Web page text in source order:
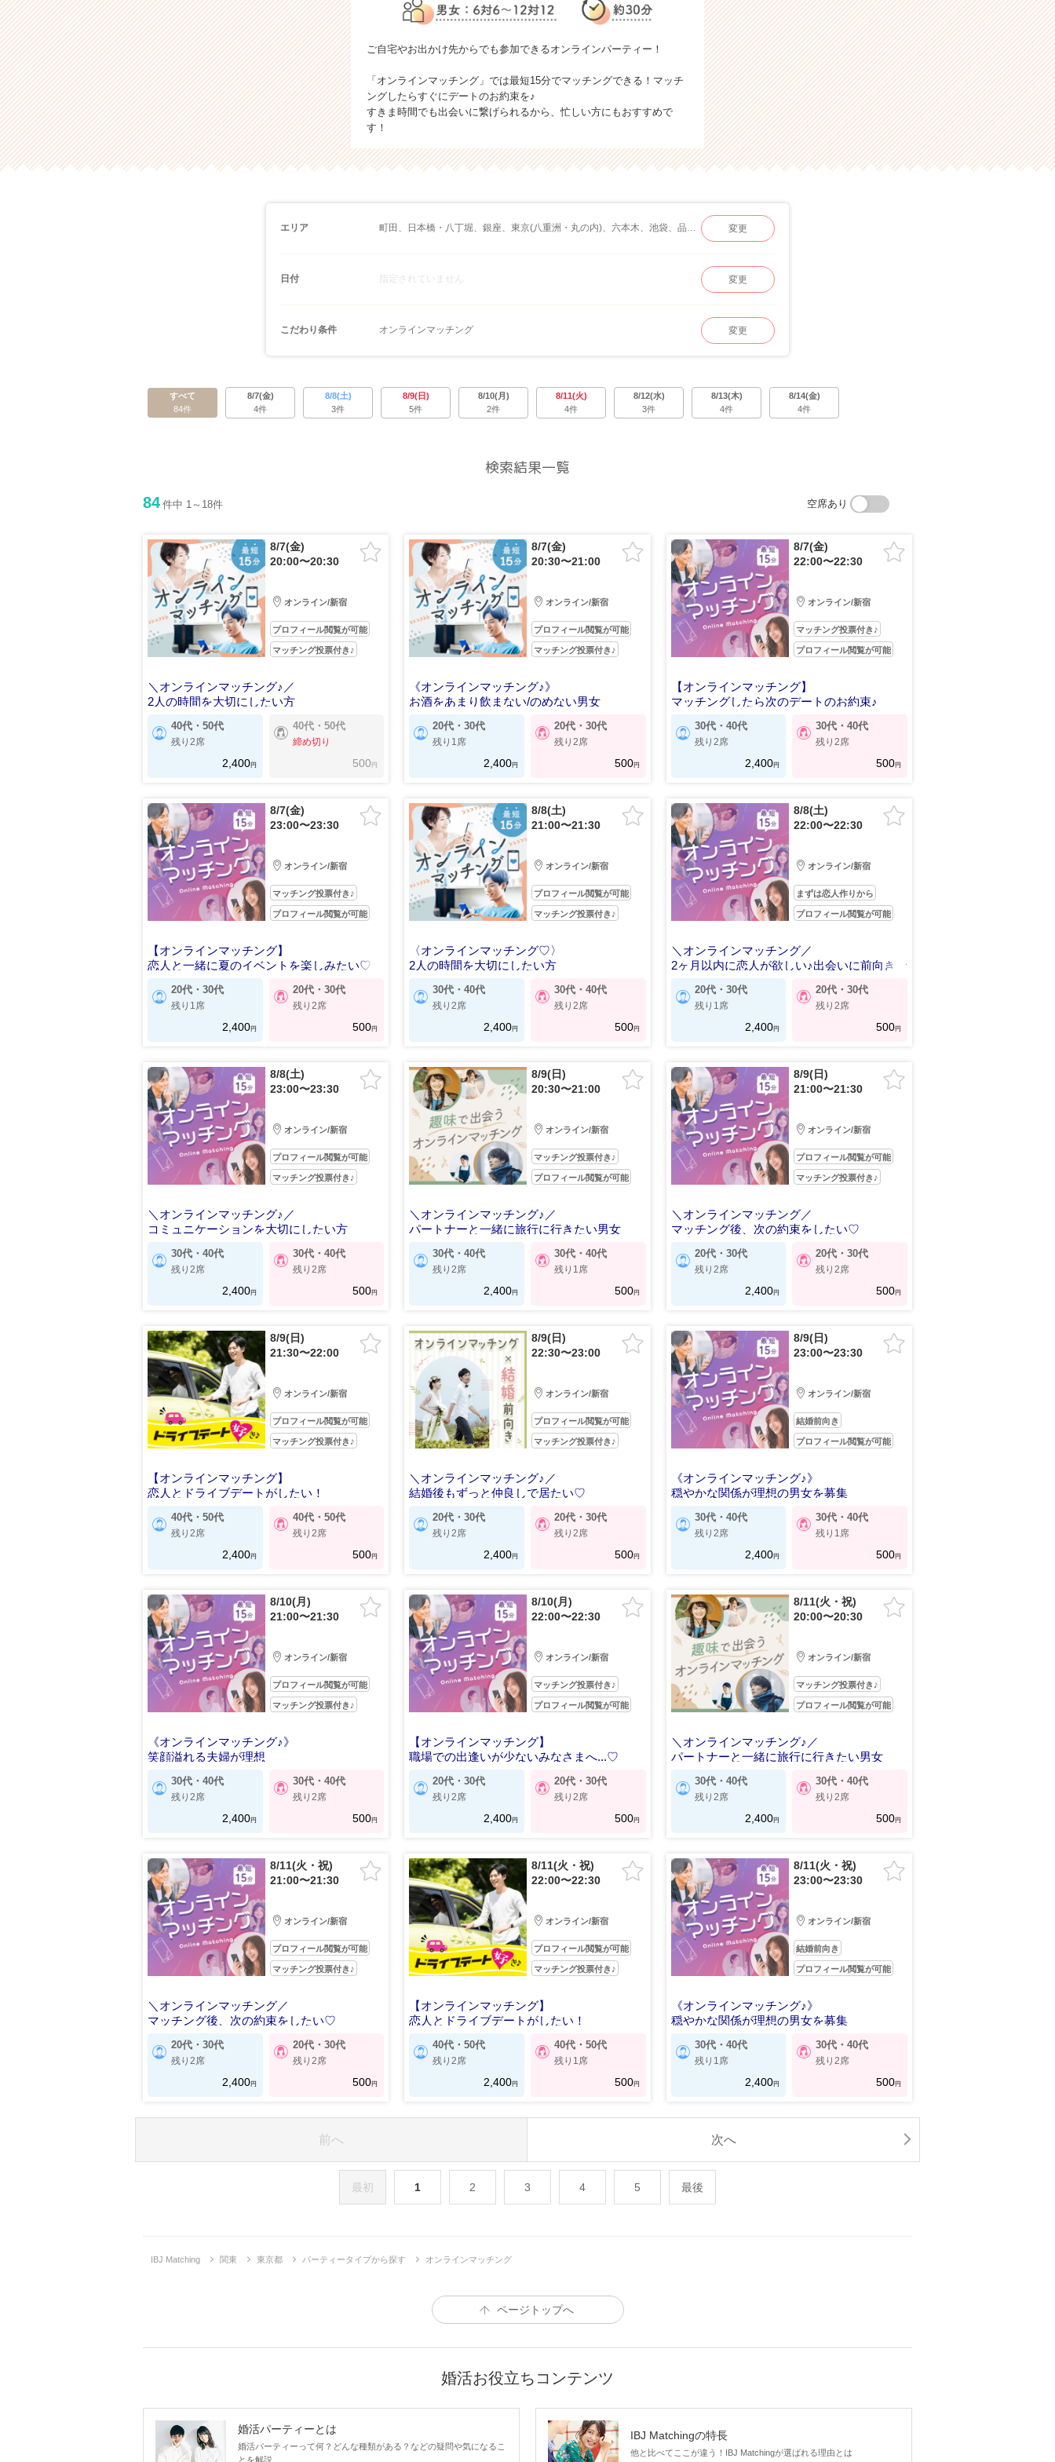
ご自宅やお出かけ先からでも参加できるオンラインパーティー！
「オンラインマッチング」では最短15分でマッチングできる！マッチ
ングしたらすぐにデートのお約束を♪
すきま時間でも出会いに繋げられるから、忙しい方にもおすすめで
す！
エリア 変更
日付 指定されていません 変更
こだわり条件 オンラインマッチング 変更
すべて
84件
8/7(金)
4件
8/8(土)
3件
8/9(日)
5件
8/10(月)
2件
8/11(火)
4件
8/12(水)
3件
8/13(木)
4件
8/14(金)
4件
検索結果一覧
84 件中 1～18件 空席あり
8/7(金)
20:00〜20:30
オンライン/新宿
プロフィール閲覧が可能
マッチング投票付き♪
＼オンラインマッチング♪／
2人の時間を大切にしたい方
40代・50代
残り2席
2,400円
40代・50代
締め切り
500 円
8/7(金)
20:30〜21:00
オンライン/新宿
プロフィール閲覧が可能
マッチング投票付き♪
《オンラインマッチング♪》
お酒をあまり飲まない/のめない男女
20代・30代
残り1席
2,400円
20代・30代
残り2席
500円
8/7(金)
22:00〜22:30
オンライン/新宿
マッチング投票付き♪
プロフィール閲覧が可能
【オンラインマッチング】
マッチングしたら次のデートのお約束♪
30代・40代
残り2席
2,400円
30代・40代
残り2席
500円
8/7(金)
23:00〜23:30
オンライン/新宿
マッチング投票付き♪
プロフィール閲覧が可能
【オンラインマッチング】
恋人と一緒に夏のイベントを楽しみたい♡
20代・30代
残り1席
2,400円
20代・30代
残り2席
500円
8/8(土)
21:00〜21:30
オンライン/新宿
プロフィール閲覧が可能
マッチング投票付き♪
〈オンラインマッチング♡〉
2人の時間を大切にしたい方
30代・40代
残り2席
2,400円
30代・40代
残り2席
500円
8/8(土)
22:00〜22:30
オンライン/新宿
まずは恋人作りから
プロフィール閲覧が可能
＼オンラインマッチング／
2ヶ月以内に恋人が欲しい♪出会いに前向きな
20代・30代
残り1席
2,400円
20代・30代
残り2席
500円
8/8(土)
23:00〜23:30
オンライン/新宿
プロフィール閲覧が可能
マッチング投票付き♪
＼オンラインマッチング♪／
コミュニケーションを大切にしたい方
30代・40代
残り2席
2,400円
30代・40代
残り2席
500円
8/9(日)
20:30〜21:00
オンライン/新宿
マッチング投票付き♪
プロフィール閲覧が可能
＼オンラインマッチング♪／
パートナーと一緒に旅行に行きたい男女
30代・40代
残り2席
2,400円
30代・40代
残り1席
500円
8/9(日)
21:00〜21:30
オンライン/新宿
プロフィール閲覧が可能
マッチング投票付き♪
＼オンラインマッチング／
マッチング後、次の約束をしたい♡
20代・30代
残り2席
2,400円
20代・30代
残り2席
500円
8/9(日)
21:30〜22:00
オンライン/新宿
プロフィール閲覧が可能
マッチング投票付き♪
【オンラインマッチング】
恋人とドライブデートがしたい！
40代・50代
残り2席
2,400円
40代・50代
残り2席
500円
8/9(日)
22:30〜23:00
オンライン/新宿
プロフィール閲覧が可能
マッチング投票付き♪
＼オンラインマッチング♪／
結婚後もずっと仲良しで居たい♡
20代・30代
残り2席
2,400円
20代・30代
残り2席
500円
8/9(日)
23:00〜23:30
オンライン/新宿
結婚前向き
プロフィール閲覧が可能
《オンラインマッチング♪》
穏やかな関係が理想の男女を募集
30代・40代
残り2席
2,400円
30代・40代
残り1席
500円
8/10(月)
21:00〜21:30
オンライン/新宿
プロフィール閲覧が可能
マッチング投票付き♪
《オンラインマッチング♪》
笑顔溢れる夫婦が理想
30代・40代
残り2席
2,400円
30代・40代
残り2席
500円
8/10(月)
22:00〜22:30
オンライン/新宿
マッチング投票付き♪
プロフィール閲覧が可能
【オンラインマッチング】
職場での出逢いが少ないみなさまへ...♡
20代・30代
残り2席
2,400円
20代・30代
残り2席
500円
8/11(火・祝)
20:00〜20:30
オンライン/新宿
マッチング投票付き♪
プロフィール閲覧が可能
＼オンラインマッチング♪／
パートナーと一緒に旅行に行きたい男女
30代・40代
残り2席
2,400円
30代・40代
残り2席
500円
8/11(火・祝)
21:00〜21:30
オンライン/新宿
プロフィール閲覧が可能
マッチング投票付き♪
＼オンラインマッチング／
マッチング後、次の約束をしたい♡
20代・30代
残り2席
2,400円
20代・30代
残り2席
500円
8/11(火・祝)
22:00〜22:30
オンライン/新宿
プロフィール閲覧が可能
マッチング投票付き♪
【オンラインマッチング】
恋人とドライブデートがしたい！
40代・50代
残り2席
2,400円
40代・50代
残り1席
500円
8/11(火・祝)
23:00〜23:30
オンライン/新宿
結婚前向き
プロフィール閲覧が可能
《オンラインマッチング♪》
穏やかな関係が理想の男女を募集
30代・40代
残り1席
2,400円
30代・40代
残り2席
500円
前へ 次へ
最初 1 2 3 4 5 最後
IBJ Matching 関東 東京都 パーティータイプから探す オンラインマッチング
ページトップへ
婚活お役立ちコンテンツ
婚活パーティーとは
婚活パーティーって何？どんな種類がある？などの疑問や気になるこ
とを解説
IBJ Matchingの特長
他と比べてここが違う！IBJ Matchingが選ばれる理由とは